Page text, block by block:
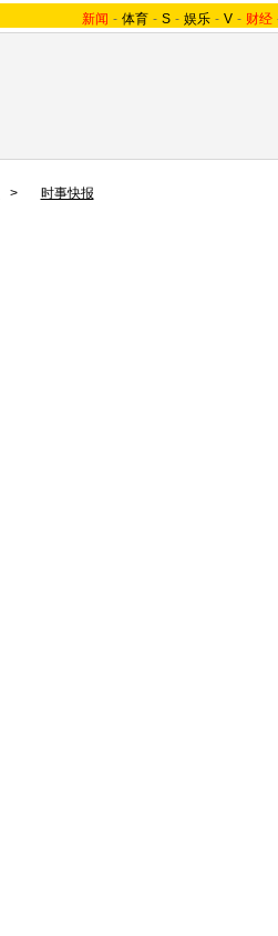
新闻 - 体育 - S - 娱乐 - V - 财经
> 时事快报